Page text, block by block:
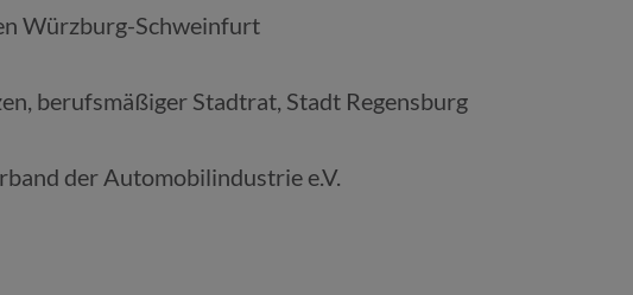
Würzburg-Schweinfurt
berufsmäßiger Stadtrat, Stadt Regensburg
der Automobilindustrie e.V.